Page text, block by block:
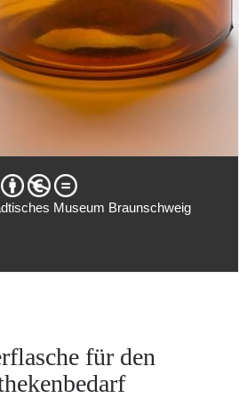
Museum Braunschweig
für den